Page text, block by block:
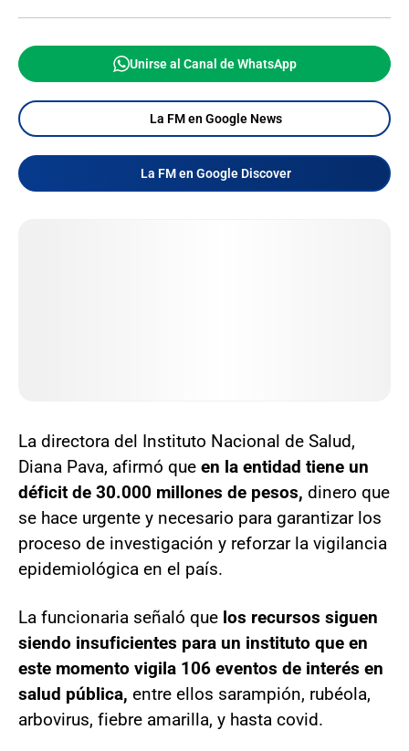
Unirse al Canal de WhatsApp
La FM en Google News
La FM en Google Discover
La directora del Instituto Nacional de Salud,
Diana Pava, afirmó que en la entidad tiene un
déficit de 30.000 millones de pesos, dinero que
se hace urgente y necesario para garantizar los
proceso de investigación y reforzar la vigilancia
epidemiológica en el país.
La funcionaria señaló que los recursos siguen
siendo insuficientes para un instituto que en
este momento vigila 106 eventos de interés en
salud pública, entre ellos sarampión, rubéola,
arbovirus, fiebre amarilla, y hasta covid.